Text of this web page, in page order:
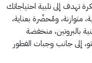
تهدف إلى تلبية احتياجاتك
ومُحضّرة بعناية،
بالبروتين، منخفضة
إلى جانب وجبات الفطور